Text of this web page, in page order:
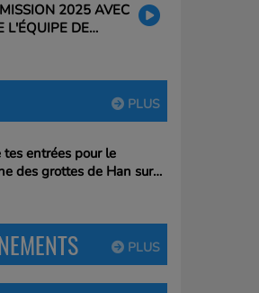
2025 AVEC
L'ÉQUIPE DE
PLUS
tes entrées pour le
des grottes de Han sur
PLUS